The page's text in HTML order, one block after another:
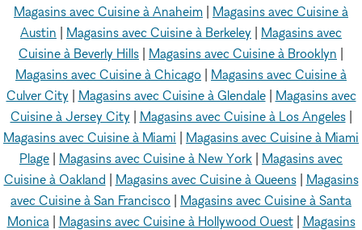
Magasins avec Cuisine à Anaheim | Magasins avec Cuisine à
Austin | Magasins avec Cuisine à Berkeley | Magasins avec
Cuisine à Beverly Hills | Magasins avec Cuisine à Brooklyn |
Magasins avec Cuisine à Chicago | Magasins avec Cuisine à
Culver City | Magasins avec Cuisine à Glendale| Magasins avec
Cuisine à Jersey City | Magasins avec Cuisine à Los Angeles|
Magasins avec Cuisine à Miami | Magasins avec Cuisine à Miami
Plage | Magasins avec Cuisine à New York | Magasins avec
Cuisine à Oakland | Magasins avec Cuisine à Queens| Magasins
avec Cuisine à San Francisco | Magasins avec Cuisine à Santa
Monica | Magasins avec Cuisine à Hollywood Ouest| Magasins